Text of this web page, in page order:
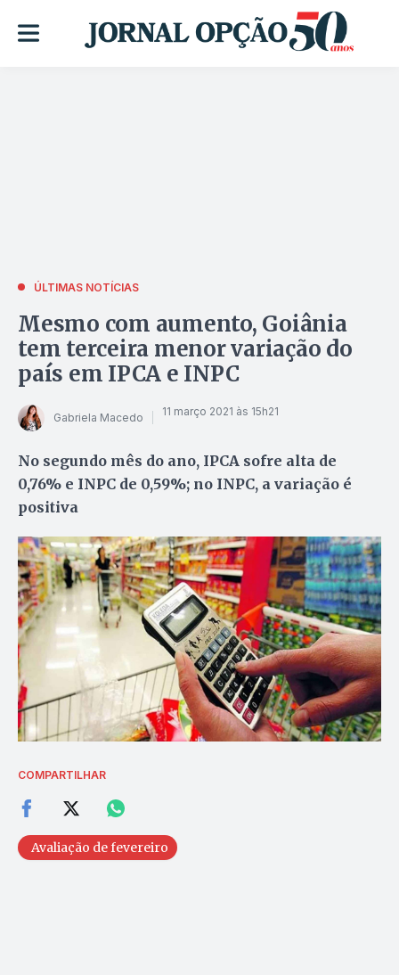
ÚLTIMAS NOTÍCIAS
Mesmo com aumento, Goiânia
tem terceira menor variação do
país em IPCA e INPC
Gabriela Macedo 11 março 2021 às 15h21
No segundo mês do ano, IPCA sofre alta de
0,76% e INPC de 0,59%; no INPC, a variação é
positiva
COMPARTILHAR
Avaliação de fevereiro